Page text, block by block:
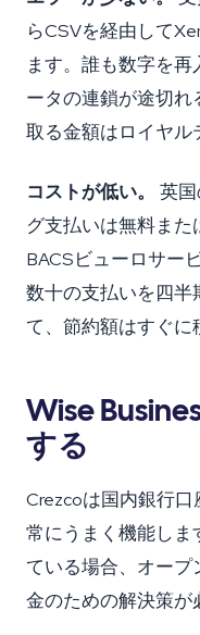
らCSVを経由して
ます。誰も数字を
ータの連鎖が途切
取る金額はロイヤル
コストが低い。
英
グ支払いは無料また
BACSビューロサー
数十の支払いを四半
て、節約額はすぐに
Wise
する
Crezcoは国内銀行
常にうまく機能しま
ている場合、オー
金のための解決策が